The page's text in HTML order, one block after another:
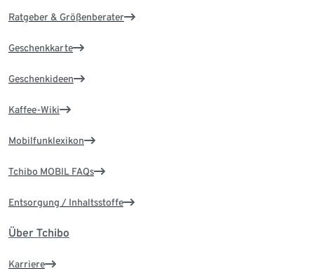
Ratgeber & Größenberater
Geschenkkarte
Geschenkideen
Kaffee-Wiki
Mobilfunklexikon
Tchibo MOBIL FAQs
Entsorgung / Inhaltsstoffe
Über Tchibo
Karriere